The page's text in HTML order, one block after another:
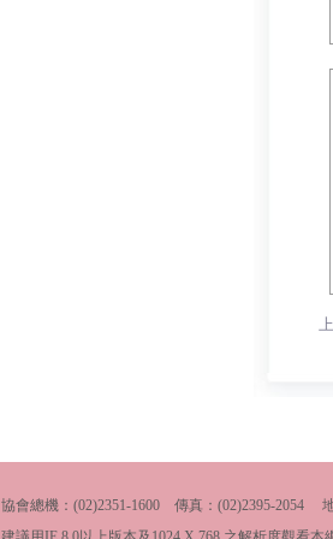
協會總機：(02)2351-1600 傳真：(02)2395-2054